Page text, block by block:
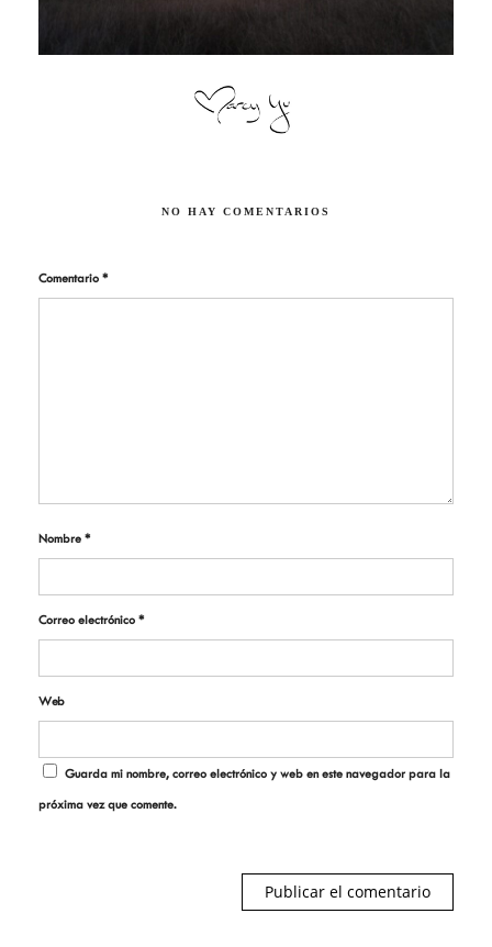
NO HAY COMENTARIOS
Comentario *
Nombre *
Correo electrónico *
Web
Guarda mi nombre, correo electrónico y web en este navegador para la
próxima vez que comente.